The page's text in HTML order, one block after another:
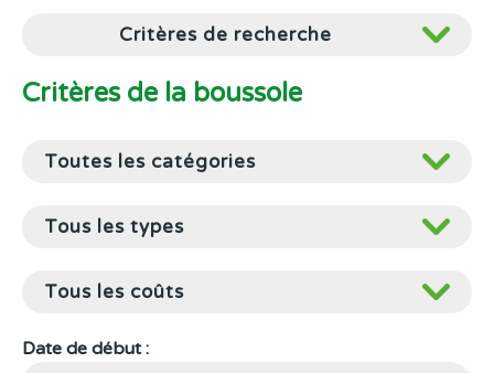
Critères de la boussole
Date de début :